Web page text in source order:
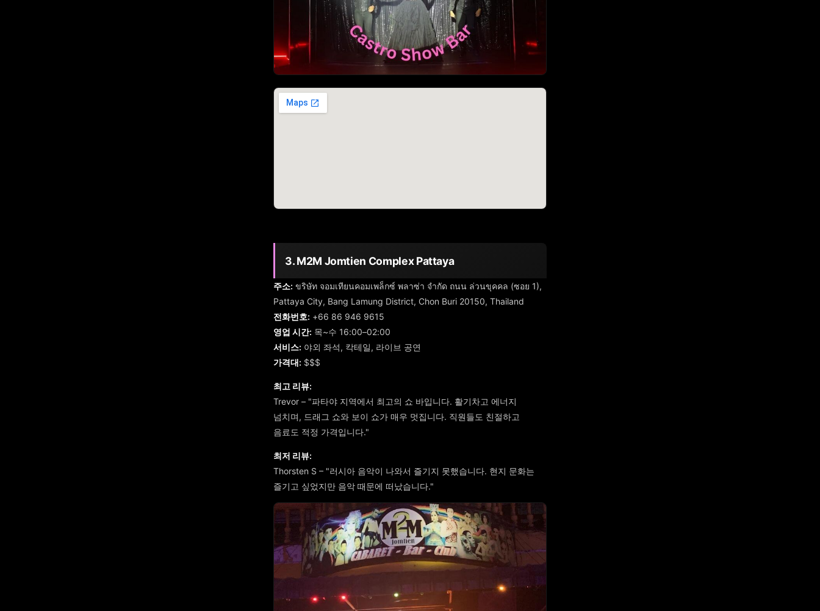
3. M2M Jomtien Complex Pattaya
주소: ขริษัท จอมเทียนคอมเพล็กซ์ พลาซ่า จํากัด ถนน ล่วนขุคคล (ซอย 1),
Pattaya City, Bang Lamung District, Chon Buri 20150, Thailand
전화번호: +66 86 946 9615
영업 시간: 목~수 16:00–02:00
서비스: 야외 좌석, 칵테일, 라이브 공연
가격대: $$$
최고 리뷰:
Trevor – "파타야 지역에서 최고의 쇼 바입니다. 활기차고 에너지
넘치며, 드래그 쇼와 보이 쇼가 매우 멋집니다. 직원들도 친절하고
음료도 적정 가격입니다."
최저 리뷰:
Thorsten S – "러시아 음악이 나와서 즐기지 못했습니다. 현지 문화는
즐기고 싶었지만 음악 때문에 떠났습니다."